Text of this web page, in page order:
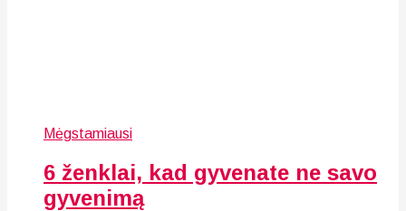
Mėgstamiausi
6 ženklai, kad gyvenate ne savo
gyvenimą